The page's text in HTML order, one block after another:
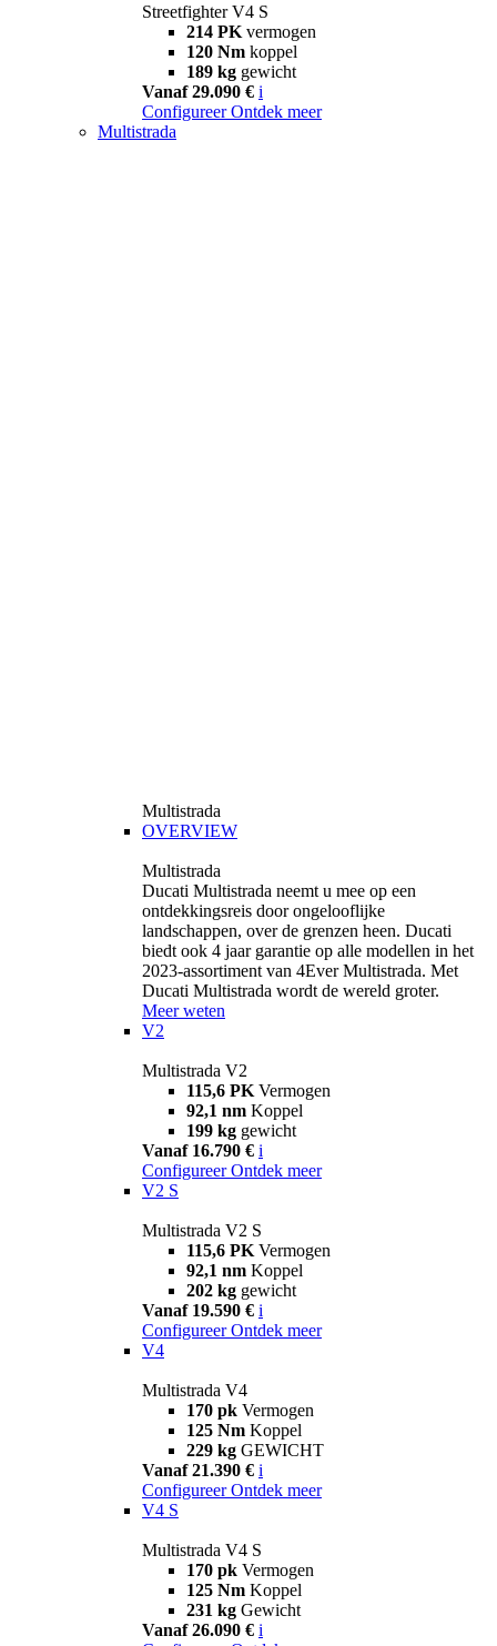
Streetfighter V4 S
214 PK vermogen
120 Nm koppel
189 kg gewicht
Vanaf 29.090 € i
Configureer Ontdek meer
Multistrada
Multistrada
OVERVIEW
Multistrada
Ducati Multistrada neemt u mee op een
ontdekkingsreis door ongelooflijke
landschappen, over de grenzen heen. Ducati
biedt ook 4 jaar garantie op alle modellen in het
2023-assortiment van 4Ever Multistrada. Met
Ducati Multistrada wordt de wereld groter.
Meer weten
V2
Multistrada V2
115,6 PK Vermogen
92,1 nm Koppel
199 kg gewicht
Vanaf 16.790 € i
Configureer Ontdek meer
V2 S
Multistrada V2 S
115,6 PK Vermogen
92,1 nm Koppel
202 kg gewicht
Vanaf 19.590 € i
Configureer Ontdek meer
V4
Multistrada V4
170 pk Vermogen
125 Nm Koppel
229 kg GEWICHT
Vanaf 21.390 € i
Configureer Ontdek meer
V4 S
Multistrada V4 S
170 pk Vermogen
125 Nm Koppel
231 kg Gewicht
Vanaf 26.090 € i